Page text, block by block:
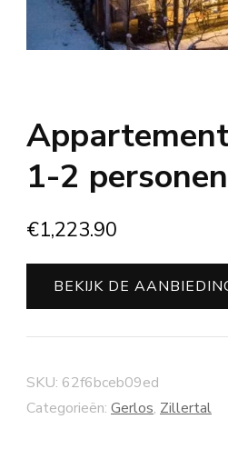
Appartement
1-2 personen
€1,223.90
BEKIJK DE
SKU: 62f6bceb09ed
Categorieën: Gerlos, Zillertal